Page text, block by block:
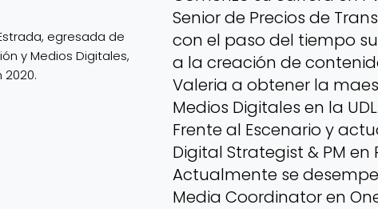
Senior de Precios de
con el paso del tiempo
a la creación de
Valeria a obtener la
Medios Digitales en la
Frente al Escenario y
Digital Strategist & PM en
Actualmente se
Media Coordinator en One